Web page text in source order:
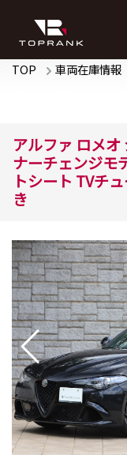
TOP 車両在庫情報
アルファ ロメオ
ナーチェンジモ
トシート TVチ
き